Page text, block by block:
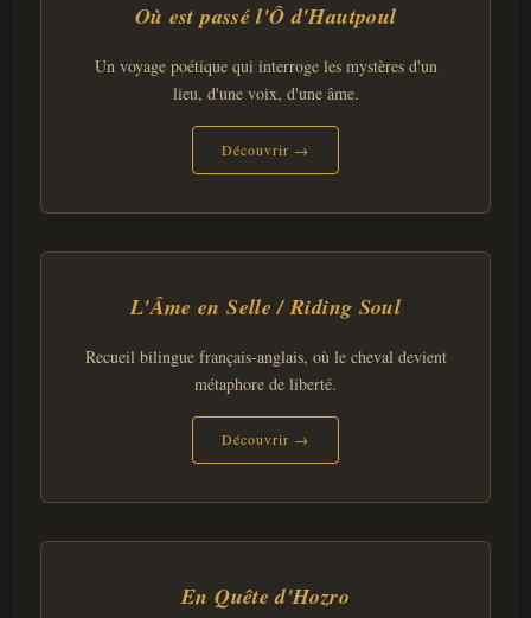
Où est passé l'Ô d'Hautpoul
Un voyage poétique qui interroge les mystères d'un
lieu, d'une voix, d'une âme.
Découvrir →
L'Âme en Selle / Riding Soul
Recueil bilingue français-anglais, où le cheval devient
métaphore de liberté.
Découvrir →
En Quête d'Hozro